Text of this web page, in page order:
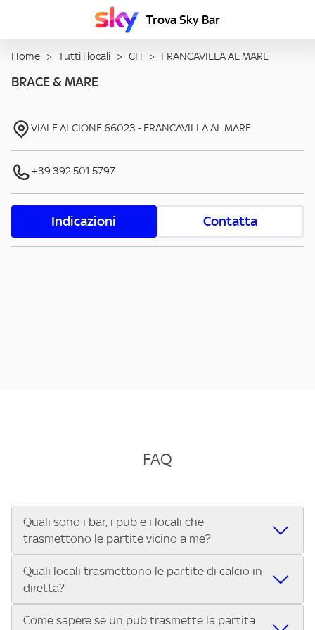
Trova Sky Bar
Home > Tutti i locali > CH > FRANCAVILLA AL MARE
BRACE & MARE
VIALE ALCIONE66023 - FRANCAVILLA AL MARE
+39 392 501 5797
Indicazioni Contatta
FAQ
Quali sono i bar, i pub e i locali che
trasmettono le partite vicino a me?
Se cerchi un bar, pub, ristorante o locale vicino a te per
vedere le partite di Serie A ENILIVE, la Serie C Sky Wifi, la
UEFA Champions League, la UEFA Europa League, la UEFA
Conference League, il Tennis, la Formula 1®, la MotoGP™ e
Quali locali trasmettono le partite di calcio in
diretta?
Vuoi sapere quali bar, pub o ristoranti mostrano le partite
Come sapere se un pub trasmette la partita